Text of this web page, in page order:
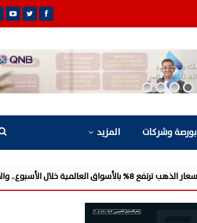
بورصة وشركات المزيد